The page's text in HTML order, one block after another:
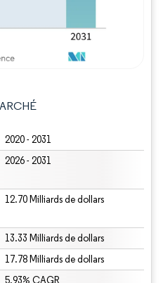
2020 - 2031
2026 - 2031
12.70 Milliards de dollars
13.33 Milliards de dollars
17.78 Milliards de dollars
5.93% CAGR